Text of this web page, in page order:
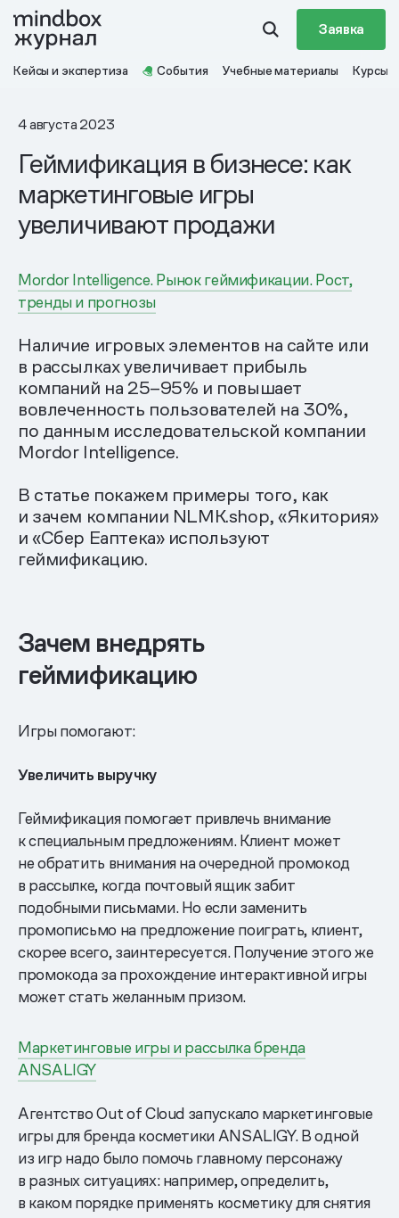
Заявка
Кейсы и экспертиза События Учебные материалы Курсы
4 августа 2023
Геймификация в бизнесе: как
маркетинговые игры
увеличивают продажи
Mordor Intelligence. Рынок геймификации. Рост,
тренды и прогнозы
Наличие игровых элементов на сайте или
в рассылках увеличивает прибыль
компаний на 25–95% и повышает
вовлеченность пользователей на 30%,
по данным исследовательской компании
Mordor Intelligence.
В статье покажем примеры того, как
и зачем компании NLMK.shop, «Якитория»
и «Сбер Еаптека» используют
геймификацию.
Зачем внедрять
геймификацию
Игры помогают:
Увеличить выручку
Геймификация помогает привлечь внимание
к специальным предложениям. Клиент может
не обратить внимания на очередной промокод
в рассылке, когда почтовый ящик забит
подобными письмами. Но если заменить
промописьмо на предложение поиграть, клиент,
скорее всего, заинтересуется. Получение этого же
промокода за прохождение интерактивной игры
может стать желанным призом.
Маркетинговые игры и рассылка бренда
ANSALIGY
Агентство Out of Cloud запускало маркетинговые
игры для бренда косметики ANSALIGY. В одной
из игр надо было помочь главному персонажу
в разных ситуациях: например, определить,
в каком порядке применять косметику для снятия